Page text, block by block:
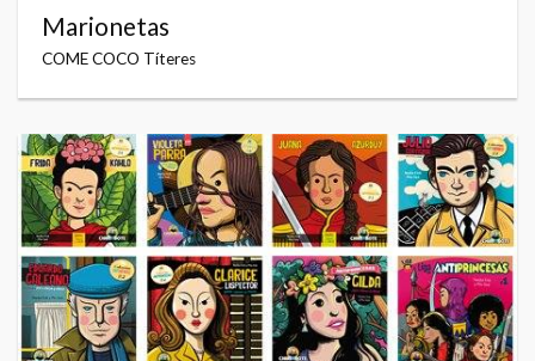
Marionetas
COME COCO Títeres